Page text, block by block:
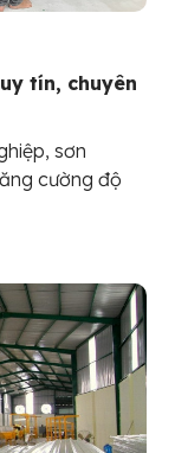
tín, chuyên
sơn
cường độ